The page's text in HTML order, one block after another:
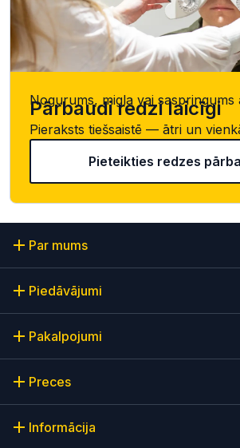
Nogurums, migla vai saspringums
Pārbaudi redzi laicīgi
Pieraksts tiešsaistē — ātri un
Pieteikties redzes
Par mums
Piedāvājumi
Pakalpojumi
Preces
Informācija